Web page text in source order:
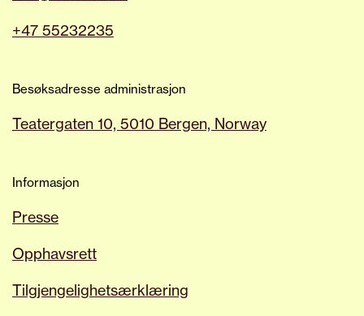
+47 55232235
Besøksadresse administrasjon
Teatergaten 10, 5010 Bergen, Norway
Informasjon
Presse
Opphavsrett
Tilgjengelighetsærklæring